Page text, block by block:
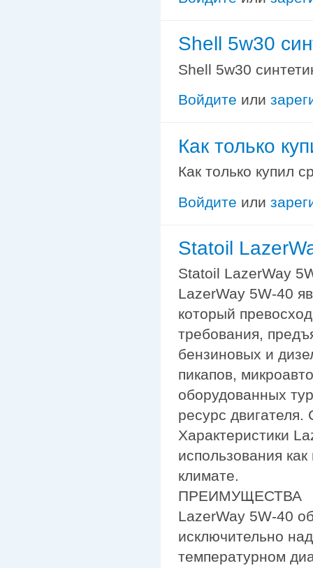
Shell 5w30
Shell 5w30
Войдите или
Как только
Как только купил
Войдите или
Statoil
Statoil LazerWay
LazerWay 5W-40
который
требования,
бензиновых и
пикапов,
оборудованных
ресурс двигателя.
Характеристики
использования
климате.
ПРЕИМУЩЕСТВА
LazerWay 5W-40
исключительно
температурном